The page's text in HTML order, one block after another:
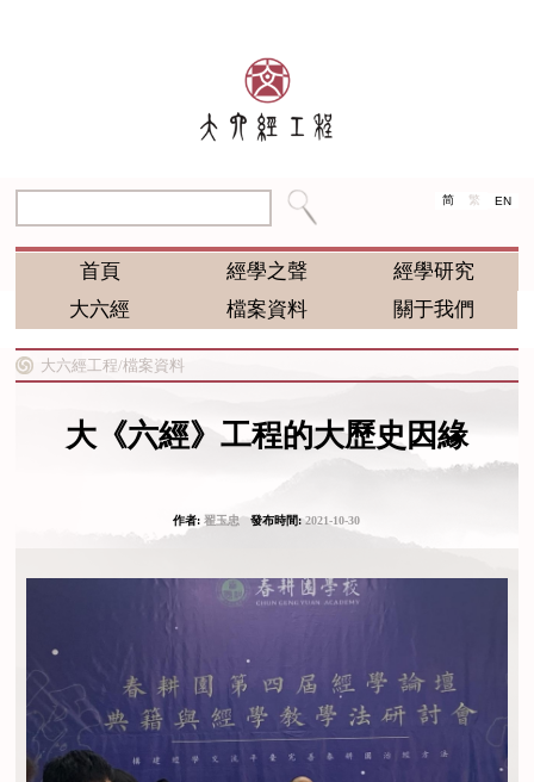
简 繁 EN
首頁 經學之聲
經學研究
大六經
檔案資料 關于我們
大六經工程/檔案資料
大《六經》工程的大歷史因緣
作者:翟玉忠發布時間:2021-10-30